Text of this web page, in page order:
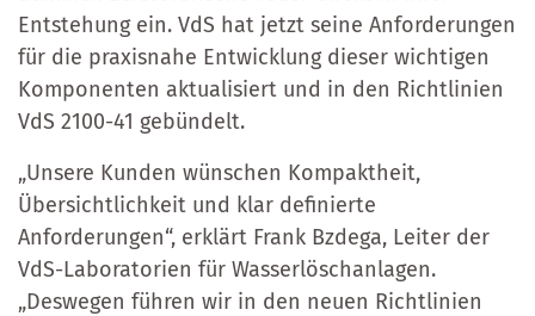
Entstehung ein. VdS hat jetzt seine Anforderungen
für die praxisnahe Entwicklung dieser wichtigen
Komponenten aktualisiert und in den Richtlinien
VdS 2100-41 gebündelt.
„Unsere Kunden wünschen Kompaktheit,
Übersichtlichkeit und klar definierte
Anforderungen“, erklärt Frank Bzdega, Leiter der
VdS-Laboratorien für Wasserlöschanlagen.
„Deswegen führen wir in den neuen Richtlinien